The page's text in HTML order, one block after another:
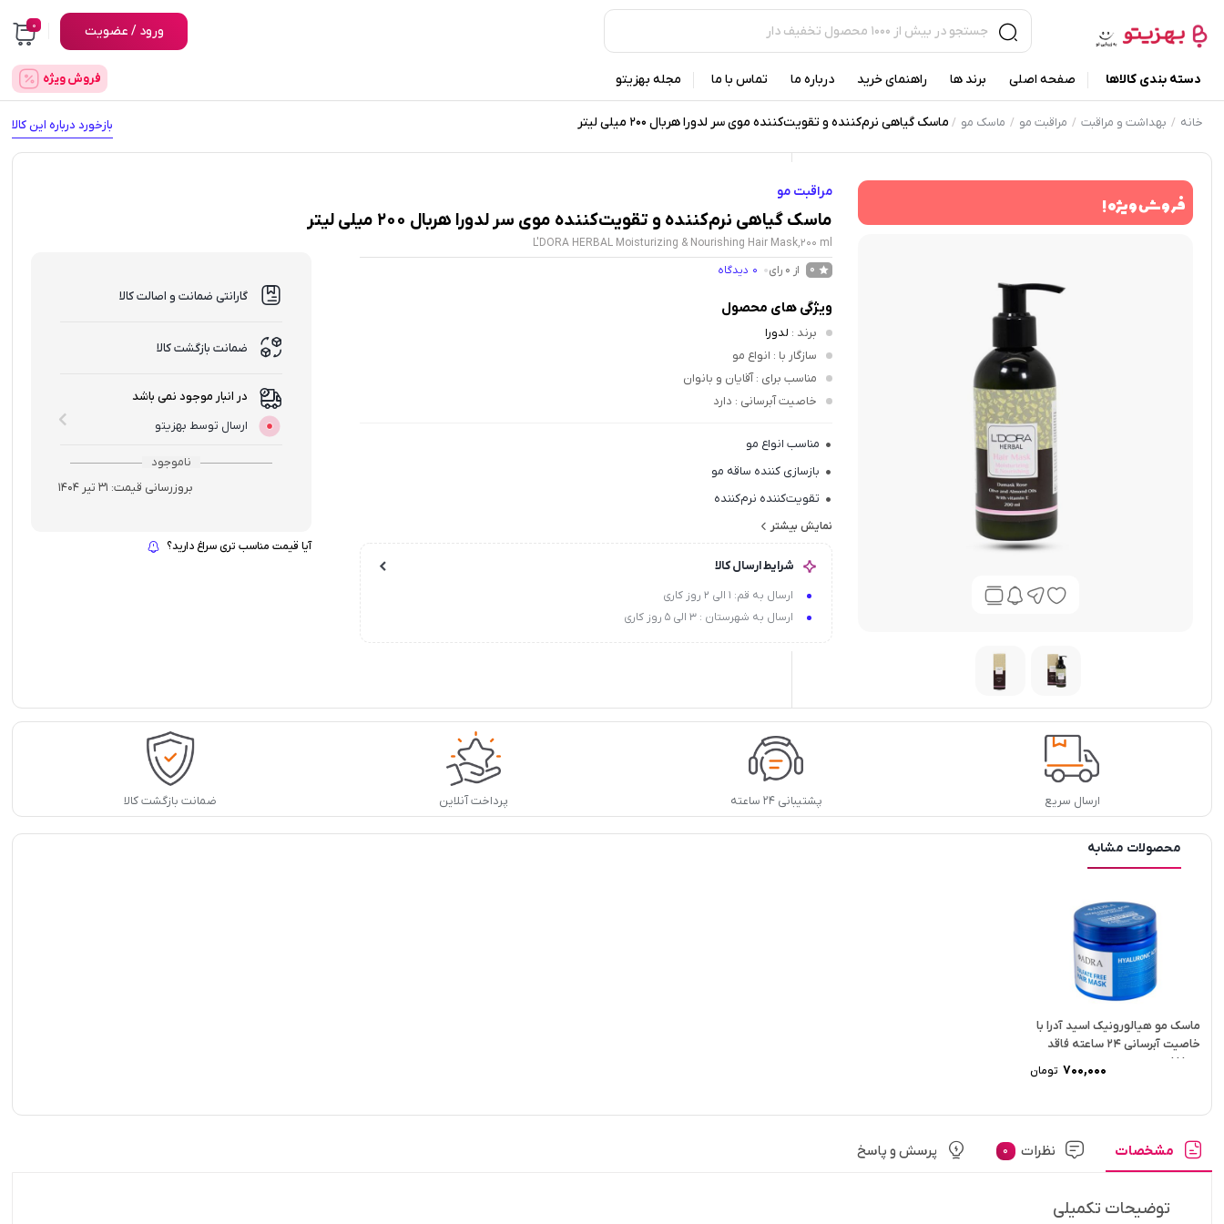
ورود / عضویت 0
دسته بندی کالاها صفحه اصلی برند ها راهنمای خرید درباره ما تماس با ما مجله بهزیتو فروش ویژه
بازخورد درباره این کالا خانه / بهداشت و مراقبت / مراقبت مو / ماسک مو / ماسک گیاهی نرم‌کننده و تقویت‌کننده موی سر لدورا هربال 200 میلی لیتر
فروش ویژه ! مراقبت مو
ماسک گیاهی نرم‌کننده و تقویت‌کننده موی سر لدورا هربال 200 میلی لیتر
L'DORA HERBAL Moisturizing & Nourishing Hair Mask,200 ml
0 از 0 رای 0 دیدگاه
ویژگی های محصول
برند : لدورا
سازگار با : انواع مو
مناسب برای : آقایان و بانوان
خاصیت آبرسانی : دارد
مناسب انواع مو
بازسازی کننده ساقه مو
تقویت‌کننده نرم‌کننده
درخشان‌کننده‌
نمایش بیشتر
شرایط ارسال کالا
ارسال به قم: 1 الی 2 روز کاری
ارسال به شهرستان : 3 الی 5 روز کاری
گارانتی ضمانت و اصالت کالا
ضمانت بازگشت کالا
در انبار موجود نمی باشد
ارسال توسط بهزیتو
ناموجود
بروزرسانی قیمت: 31 تیر 1404
آیا قیمت مناسب تری سراغ دارید؟
ارسال سریع پشتیبانی ۲۴ ساعته پرداخت آنلاین ضمانت بازگشت کالا
محصولات مشابه
ماسک مو هیالورونیک اسید آدرا با
خاصیت آبرسانی 24 ساعته فاقد
سولفات...
700,000 تومان
مشخصات نظرات 0 پرسش و پاسخ
توضیحات تکمیلی